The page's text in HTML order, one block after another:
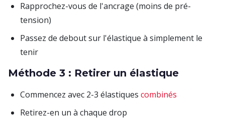
Rapprochez-vous de l'ancrage (moins de pré-
tension)
Passez de debout sur l'élastique à simplement le
tenir
Méthode 3 : Retirer un élastique
Commencez avec 2-3 élastiques combinés
Retirez-en un à chaque drop